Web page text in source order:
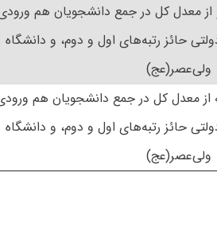
از معدل کل در جمع دانشجویان هم
حائز رتبه‌های اول و دوم، و دانشگاه
ولی‌عصر(عج)
از معدل کل در جمع دانشجویان هم
حائز رتبه‌های اول و دوم، و دانشگاه
ولی‌عصر(عج)